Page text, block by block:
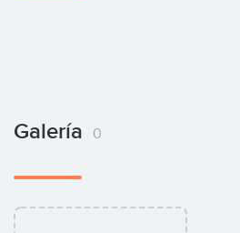
Galería 0